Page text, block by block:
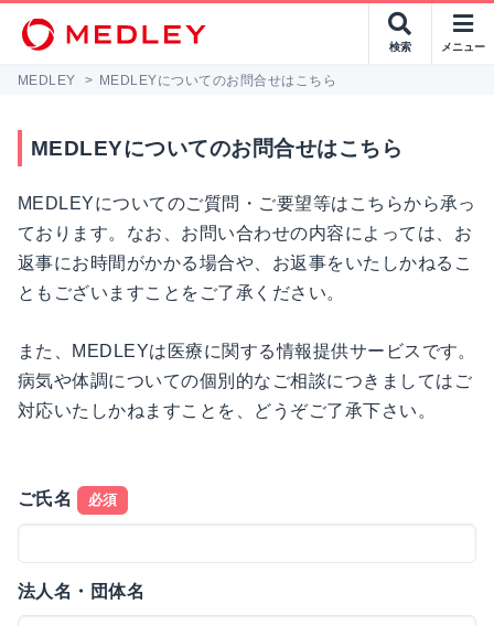
検索 メニュー
MEDLEY > MEDLEYについてのお問合せはこちら
MEDLEYについてのお問合せはこちら
MEDLEYについてのご質問・ご要望等はこちらから承っ
ております。なお、お問い合わせの内容によっては、お
返事にお時間がかかる場合や、お返事をいたしかねるこ
ともございますことをご了承ください。
また、MEDLEYは医療に関する情報提供サービスです。
病気や体調についての個別的なご相談につきましてはご
対応いたしかねますことを、どうぞご了承下さい。
ご氏名 必須
法人名・団体名